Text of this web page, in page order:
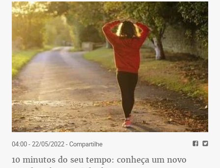
04:00 - 22/05/2022- Compartilhe
10 minutos do seu tempo: conheça um novo